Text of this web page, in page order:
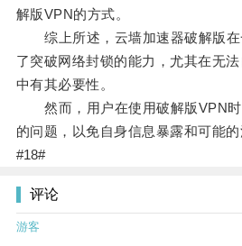
解版VPN的方式。
综上所述，云墙加速器破解版在
了突破网络封锁的能力，尤其在无
中有其必要性。
然而，用户在使用破解版VPN时
的问题，以免自身信息暴露和可能的
#18#
评论
游客